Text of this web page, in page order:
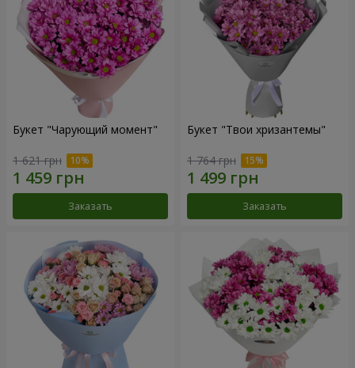
Букет "Чарующий момент"
1 621 грн
Заказать
Букет "Твои хризантемы"
1 764 грн
Заказать